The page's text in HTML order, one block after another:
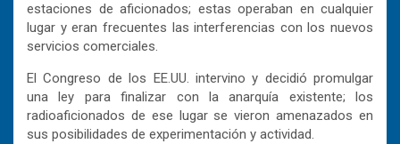
estaciones de aficionados; estas operaban en cualquier
lugar y eran frecuentes las interferencias con los nuevos
servicios comerciales.
El Congreso de los EE.UU. intervino y decidió promulgar
una ley para finalizar con la anarquía existente; los
radioaficionados de ese lugar se vieron amenazados en
sus posibilidades de experimentación y actividad.